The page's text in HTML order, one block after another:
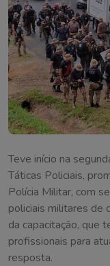
Teve início na
Táticas Policiais,
Polícia Militar, com
policiais militares de
da capacitação, que
profissionais para
resposta.